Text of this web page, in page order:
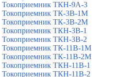
Токоприемник ТКН-9А-3
Токоприемник ТК-3В-1М
Токоприемник ТК-3В-2М
Токоприемник ТКН-3В-1
Токоприемник ТКН-3В-2
Токоприемник ТК-11В-1М
Токоприемник ТК-11В-2М
Токоприемник ТКН-11В-1
Токоприемник ТКН-11В-2